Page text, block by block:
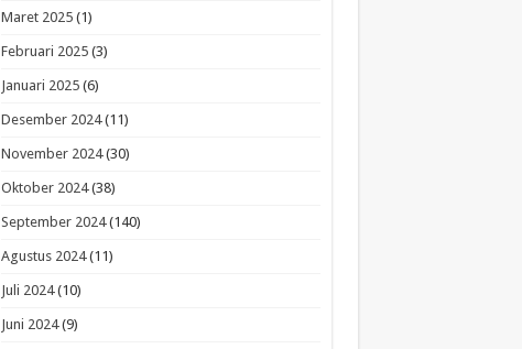
Maret 2025(1)
Februari 2025(3)
Januari 2025(6)
Desember 2024(11)
November 2024(30)
Oktober 2024(38)
September 2024(140)
Agustus 2024(11)
Juli 2024(10)
Juni 2024(9)